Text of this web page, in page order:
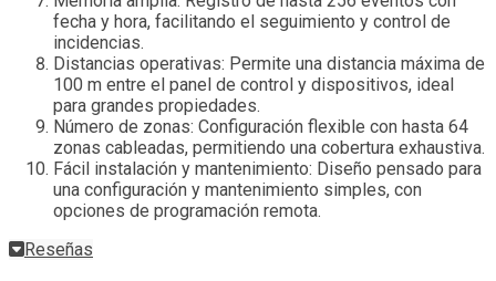
fecha y hora, facilitando el seguimiento y control de
incidencias.
Distancias operativas: Permite una distancia máxima de
100 m entre el panel de control y dispositivos, ideal
para grandes propiedades.
Número de zonas: Configuración flexible con hasta 64
zonas cableadas, permitiendo una cobertura exhaustiva.
Fácil instalación y mantenimiento: Diseño pensado para
una configuración y mantenimiento simples, con
opciones de programación remota.
Reseñas